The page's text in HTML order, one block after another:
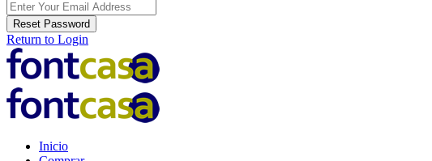
Reset Password
Return to Login
Inicio